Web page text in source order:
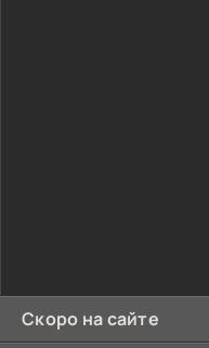
Скоро на сайте